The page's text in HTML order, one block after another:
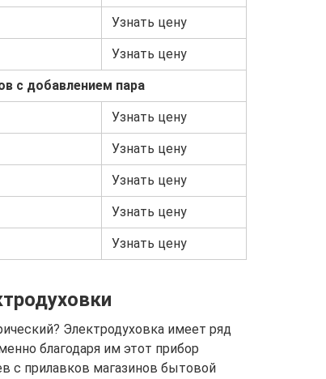
Узнать цену
Узнать цену
с добавлением пара
Узнать цену
Узнать цену
Узнать цену
Узнать цену
Узнать цену
Электродуховка имеет ряд
благодаря им этот прибор
с прилавков магазинов бытовой